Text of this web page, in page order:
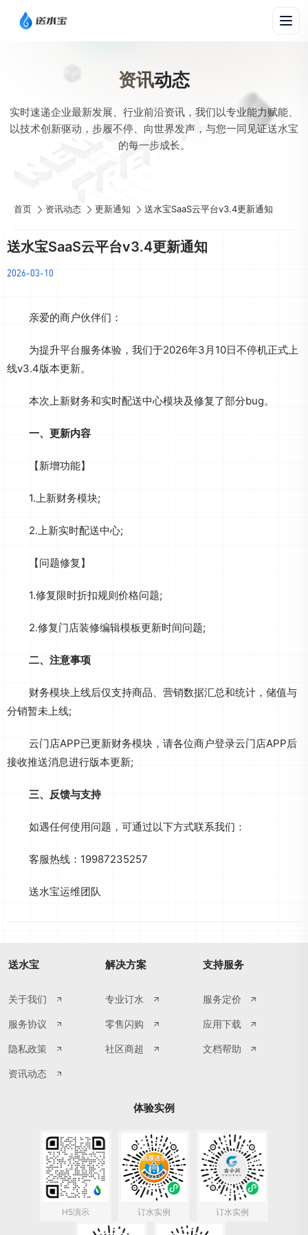
资讯动态
实时速递企业最新发展、行业前沿资讯，我们以专业能力赋能、
以技术创新驱动，步履不停、向世界发声，与您一同见证送水宝
的每一步成长。
首页 资讯动态 更新通知 送水宝SaaS云平台v3.4更新通知
送水宝SaaS云平台v3.4更新通知
2026-03-10
亲爱的商户伙伴们：​
为提升平台服务体验，我们于2026年3月10日不停机正式上
线v3.4版本更新。
本次上新财务和实时配送中心模块及修复了部分bug。​
一、更新内容
【新增功能】​
1.上新财务模块;
2.上新实时配送中心;
【问题修复】​
1.修复限时折扣规则价格问题;
2.修复门店装修编辑模板更新时间问题;
二、注意事项​
财务模块上线后仅支持商品、营销数据汇总和统计，储值与
分销暂未上线;
云门店APP已更新财务模块，请各位商户登录云门店APP后
接收推送消息进行版本更新;
三、反馈与支持​
如遇任何使用问题，可通过以下方式联系我们：​
客服热线：19987235257
送水宝运维团队
送水宝
关于我们
服务协议
隐私政策
资讯动态
解决方案
专业订水
零售闪购
社区商超
支持服务
服务定价
应用下载
文档帮助
体验实例
H5演示 订水实例 订水实例